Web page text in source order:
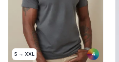
S → XXL 4